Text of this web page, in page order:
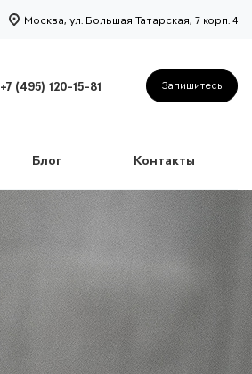
Москва, ул. Большая Татарская, 7 корп. 4
Запишитесь
+7 (495) 120-15-81
Блог Контакты